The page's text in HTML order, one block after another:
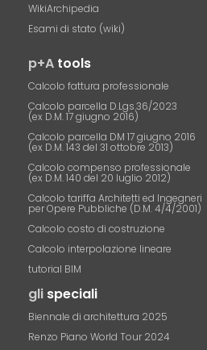
WikiArchipedia
Esami di stato (wiki)
p+A tools
Calcolo fattura professionale
Calcolo parcella D.Lgs.36/2023
(ex D.M. 17 giugno 2016)
Calcolo parcella DM 17 giugno 2016
(ex D.M. 143 del 31 ottobre 2013)
Calcolo compenso professionale
(ex D.M. 140 del 20 luglio 2012)
Calcolo tariffa Architetti ed Ingegneri
per Opere Pubbliche (D.M. 4/4/2001)
Calcolo costo di costruzione
Calcolo interpolazione lineare
tutorial BIM
gli speciali
Biennale di architettura 2025
Renzo Piano World Tour 2024